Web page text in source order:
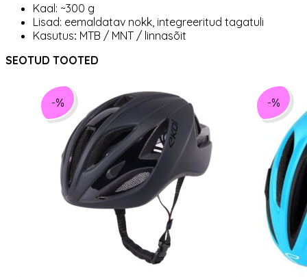
Kaal: ~300 g
Lisad: eemaldatav nokk, integreeritud tagatuli
Kasutus: MTB / MNT / linnasõit
SEOTUD TOOTED
-% -%